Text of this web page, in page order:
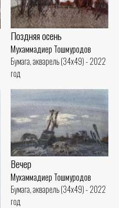
Поздняя осень
Мухаммадиер Тошмуродов
Бумага, акварель (34x49) - 2022
год
Вечер
Мухаммадиер Тошмуродов
Бумага, акварель (34x49) - 2022
год